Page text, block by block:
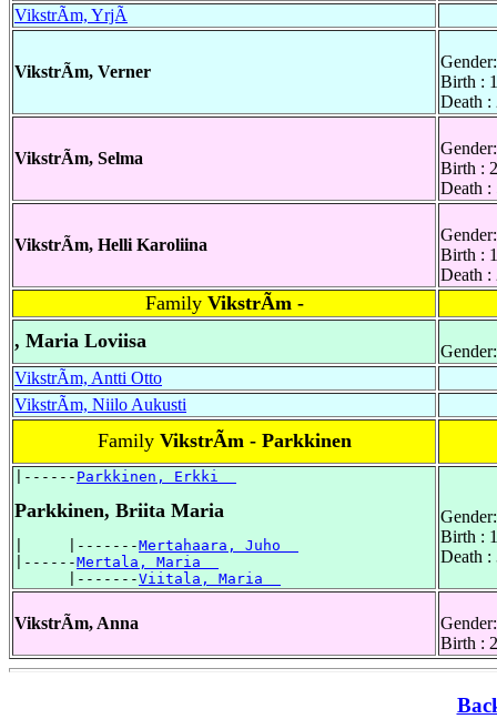
VikstrÃm, YrjÃ
VikstrÃm, Verner
Birth :
Death :
VikstrÃm, Selma
Birth :
Death :
VikstrÃm, Helli Karoliina
Birth :
Death :
Family VikstrÃm -
, Maria Loviisa
VikstrÃm, Antti Otto
VikstrÃm, Niilo Aukusti
Family VikstrÃm - Parkkinen
|------ Parkkinen, Erkki
Parkkinen, Briita Maria
|     |-------Mertahaara, Juho
|------Mertala, Maria
      |-------
Viitala, Maria
Birth :
Death :
VikstrÃm, Anna
Birth :